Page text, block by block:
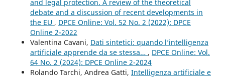
and legal protection. A review of the theoretical
debate and a discussion of recent developments in
the EU , DPCE Online: Vol. 52 No. 2 (2022): DPCE
Online 2-2022
Valentina Cavani, Dati sintetici: quando l’intelligenza
artificiale apprende da se stessa… , DPCE Online: Vol.
64 No. 2 (2024): DPCE Online 2-2024
Rolando Tarchi, Andrea Gatti, Intelligenza artificiale e